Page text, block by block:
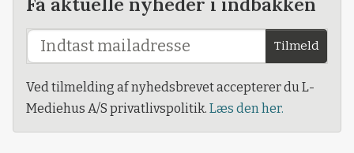
Tilmeld
Ved tilmelding af nyhedsbrevet accepterer du L-
Mediehus A/S privatlivspolitik. Læs den her.